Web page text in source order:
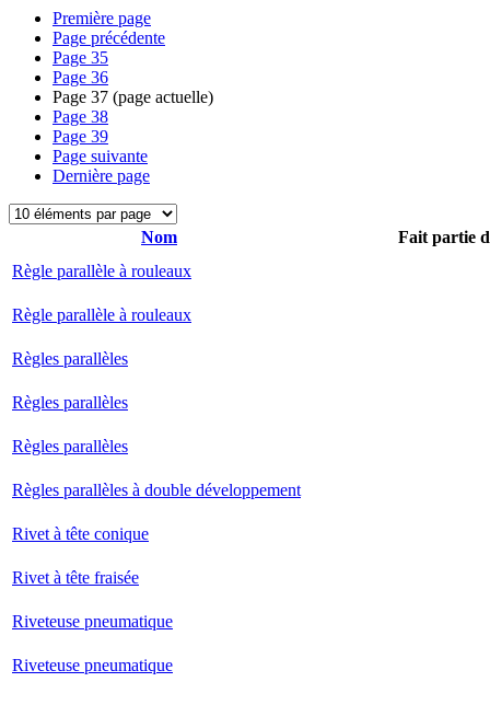
Première page
Page précédente
Page 35
Page 36
Page 37 (page actuelle)
Page 38
Page 39
Page suivante
Dernière page
Nom
Fait partie
Règle parallèle à rouleaux
Règle parallèle à rouleaux
Règles parallèles
Règles parallèles
Règles parallèles
Règles parallèles à double développement
Rivet à tête conique
Rivet à tête fraisée
Riveteuse pneumatique
Riveteuse pneumatique